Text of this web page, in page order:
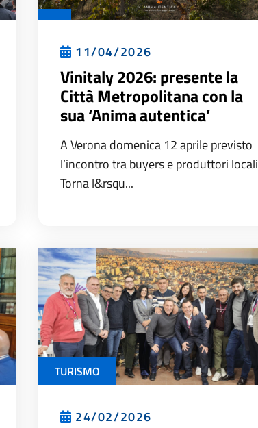
11/04/2026
Vinitaly 2026: presente la
Città Metropolitana con la
sua ‘Anima autentica’
A Verona domenica 12 aprile previsto
l’incontro tra buyers e produttori locali
Torna l&rsqu...
TURISMO
24/02/2026